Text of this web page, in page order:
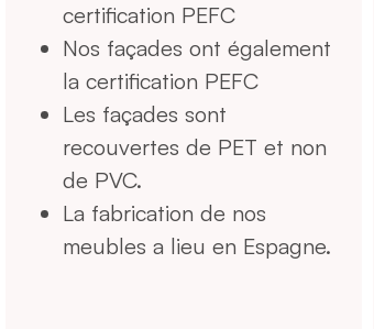
certification PEFC
Nos façades ont également
la certification PEFC
Les façades sont
recouvertes de PET et non
de PVC.
La fabrication de nos
meubles a lieu en Espagne.